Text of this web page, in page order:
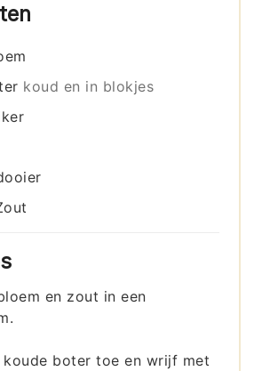
koud en in blokjes
en zout in een
koude boter toe en wrijf met